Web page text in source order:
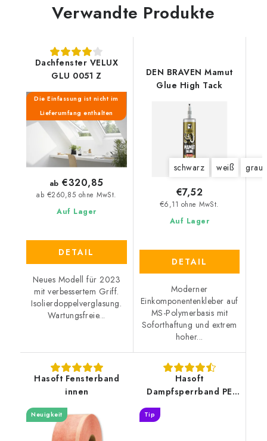
Verwandte Produkte
Dachfenster VELUX
GLU 0051 Z
Die Einfassung ist nicht im
Lieferumfang enthalten
Auf Lager
ab €260,85 ohne MwSt.
ab €320,85
DETAIL
Neues Modell für 2023
mit verbessertem Griff.
Isolierdoppelverglasung.
Wartungsfreie...
DEN BRAVEN Mamut
Glue High Tack
schwarz weiß grau
Auf Lager
€6,11 ohne MwSt.
€7,52
DETAIL
Moderner
Einkomponentenkleber auf
MS-Polymerbasis mit
Soforthaftung und extrem
hoher...
Hasoft Fensterband
innen
Neuigkeit
Hasoft
Dampfsperrband PE
Tip